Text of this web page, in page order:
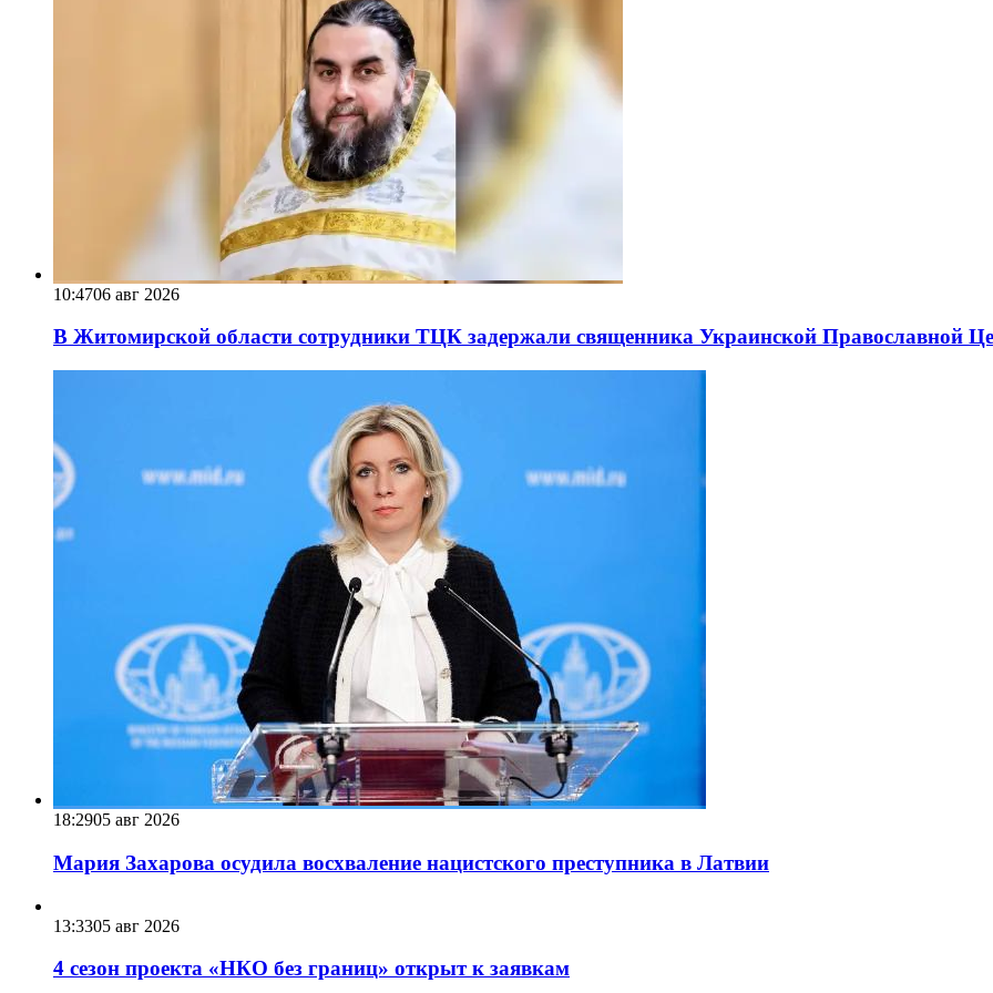
10:4706 авг 2026
В Житомирской области сотрудники ТЦК задержали священника Украинской Православной
18:2905 авг 2026
Мария Захарова осудила восхваление нацистского преступника в Латвии
13:3305 авг 2026
4 сезон проекта «НКО без границ» открыт к заявкам